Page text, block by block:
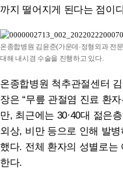
까지 떨어지게 된다는 점이
온종합병원 김윤준(가운데·정형외과 전
대해 내시경 수술을 진행하고 있다.
온종합병원 척추관절센터
장은 “무릎 관절염 진료 환자
만, 최근에는 30·40대 젊은
외상, 비만 등으로 인해 발
했다. 전체 환자의 성별로는
한다.